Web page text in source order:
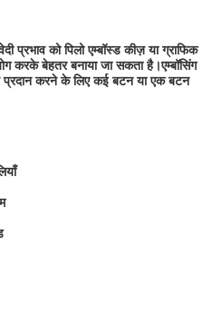
प्रभाव को पिलो एम्बॉस्ड कीज़ या ग्राफिक
करके बेहतर बनाया जा सकता है।एम्बॉसिंग
प्रदान करने के लिए कई बटन या एक बटन